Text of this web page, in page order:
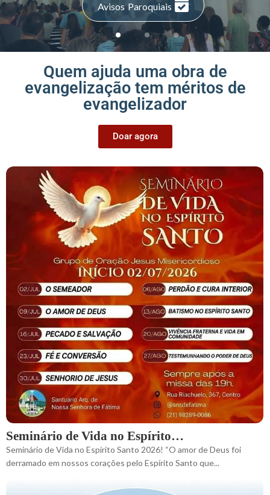
Avisos Paroquiais
Quem ajuda uma obra de
evangelização tem méritos de
evangelizador
Doar agora
Seminário de Vida no Espírito…
Seminário de Vida no Espírito Santo 2026! “O amor de Deus foi
derramado em nossos corações pelo Espírito Santo que...